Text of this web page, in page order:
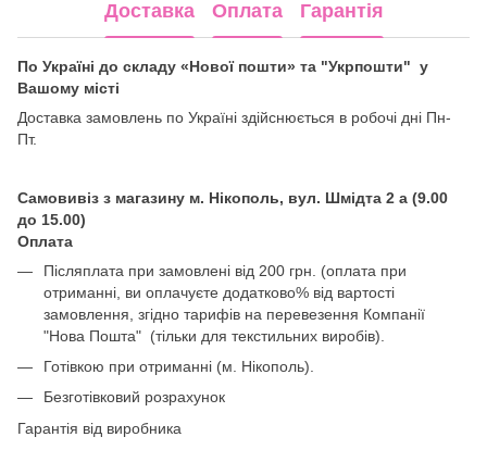
Доставка Оплата Гарантія
По Україні до складу «Нової пошти» та "Укрпошти" у
Вашому місті
Доставка замовлень по Україні здійснюється в робочі дні Пн-
Пт.
Самовивіз з магазину м. Нікополь, вул. Шмідта 2 а (9.00
до 15.00)
Оплата
Післяплата при замовлені від 200 грн. (оплата при
отриманні, ви оплачуєте додатково% від вартості
замовлення, згідно тарифів на перевезення Компанії
"Нова Пошта" (тільки для текстильних виробів).
Готівкою при отриманні (м. Нікополь).
Безготівковий розрахунок
Гарантія від виробника